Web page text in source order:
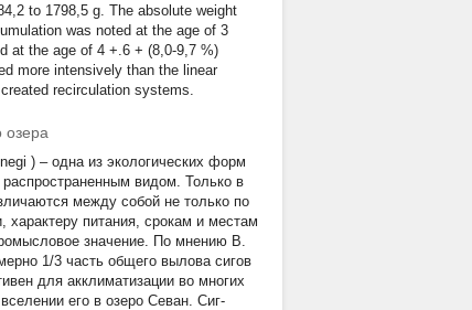
to 1798,5 g. The absolute weight
was noted at the age of 3
at the age of 4 +.6 + (8,0-9,7 %)
more intensively than the linear
recirculation systems.
озера
) – одна из экологических форм
видом. Только в
между собой не только по
характеру питания, срокам и местам
значение. По мнению В.
1/3 часть общего вылова сигов
для акклиматизации во многих
его в озеро Севан. Сиг-